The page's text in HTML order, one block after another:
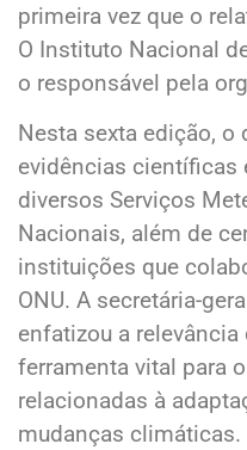
primeira vez que o
O Instituto Nacional
o responsável pela
Nesta sexta edição,
evidências científicas
diversos Serviços
Nacionais, além de
instituições que
ONU. A secretária-
enfatizou a
ferramenta vital para
relacionadas à
mudanças climáticas.